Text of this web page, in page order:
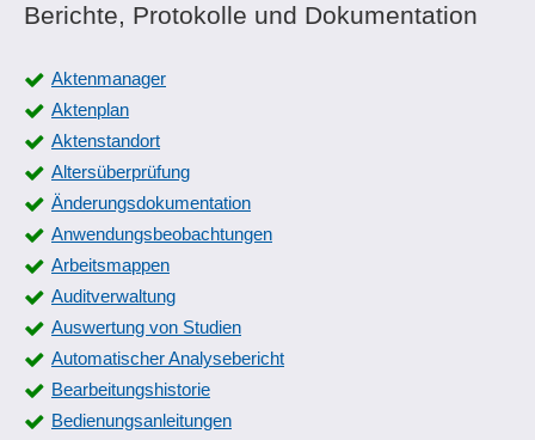
Berichte, Protokolle und Dokumentation
Aktenmanager
Aktenplan
Aktenstandort
Altersüberprüfung
Änderungsdokumentation
Anwendungsbeobachtungen
Arbeitsmappen
Auditverwaltung
Auswertung von Studien
Automatischer Analysebericht
Bearbeitungshistorie
Bedienungsanleitungen